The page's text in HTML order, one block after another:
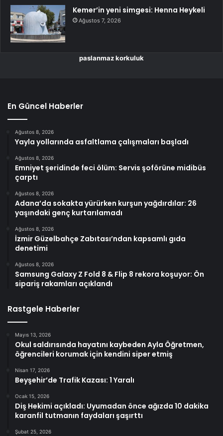
Kemer’in yeni simgesi: Henna Heykeli
Ağustos 7, 2026
paslanmaz korkuluk
En Güncel Haberler
Ağustos 8, 2026
Yayla yollarında asfaltlama çalışmaları başladı
Ağustos 8, 2026
Emniyet şeridinde feci ölüm: Servis şoförüne midibüs
çarptı
Ağustos 8, 2026
Adana’da sokakta yürürken kurşun yağdırdılar: 26
yaşındaki genç kurtarılamadı
Ağustos 8, 2026
İzmir Güzelbahçe Zabıtası’ndan kapsamlı gıda
denetimi
Ağustos 8, 2026
Samsung Galaxy Z Fold 8 & Flip 8 rekora koşuyor: Ön
sipariş rakamları açıklandı
Rastgele Haberler
Mayıs 13, 2026
Okul saldırısında hayatını kaybeden Ayla Öğretmen,
öğrencileri korumak için kendini siper etmiş
Nisan 17, 2026
Beyşehir’de Trafik Kazası: 1 Yaralı
Ocak 15, 2026
Diş Hekimi açıkladı: Uyumadan önce ağızda 10 dakika
karanfil tutmanın faydaları şaşırttı
Şubat 25, 2026